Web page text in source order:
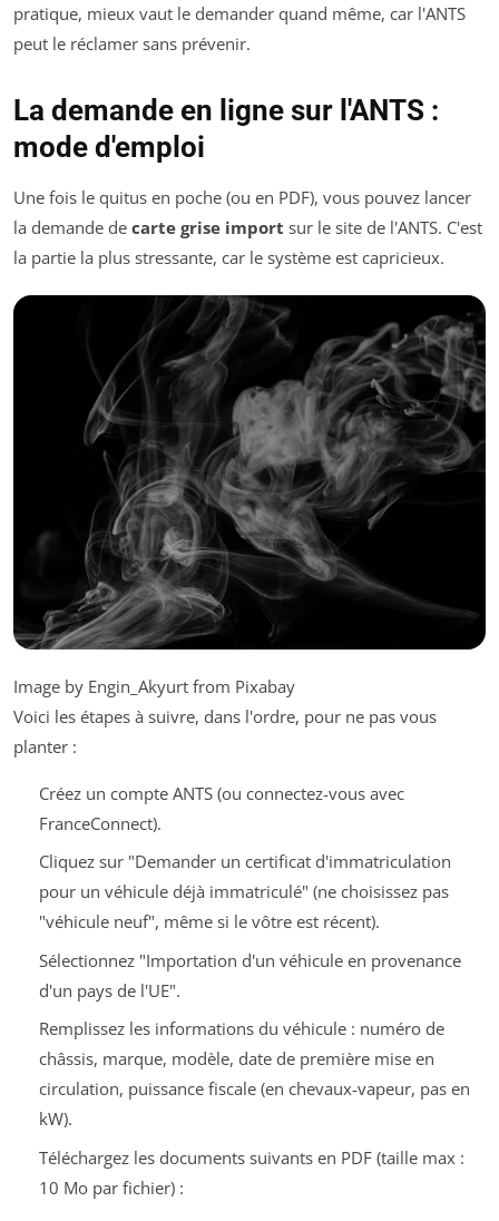
pratique, mieux vaut le demander quand même, car l'ANTS
peut le réclamer sans prévenir.
La demande en ligne sur l'ANTS :
mode d'emploi
Une fois le quitus en poche (ou en PDF), vous pouvez lancer
la demande de carte grise import sur le site de l'ANTS. C'est
la partie la plus stressante, car le système est capricieux.
Image by Engin_Akyurt from Pixabay
Voici les étapes à suivre, dans l'ordre, pour ne pas vous
planter :
Créez un compte ANTS (ou connectez-vous avec
FranceConnect).
Cliquez sur "Demander un certificat d'immatriculation
pour un véhicule déjà immatriculé" (ne choisissez pas
"véhicule neuf", même si le vôtre est récent).
Sélectionnez "Importation d'un véhicule en provenance
d'un pays de l'UE".
Remplissez les informations du véhicule : numéro de
châssis, marque, modèle, date de première mise en
circulation, puissance fiscale (en chevaux-vapeur, pas en
kW).
Téléchargez les documents suivants en PDF (taille max :
10 Mo par fichier) :